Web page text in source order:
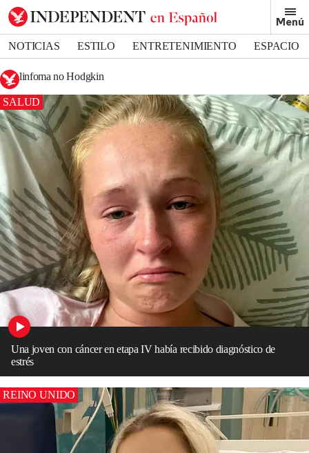
Menú
NOTICIAS ESTILO ENTRETENIMIENTO
ESPACIO
DEPORTES
linfoma no Hodgkin
SALUD
Una joven con cáncer en etapa IV había recibido diagnóstico de
estrés
REINO UNIDO